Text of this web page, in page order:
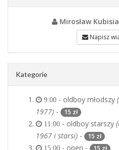
Mirosław
Napisz
Kategorie
9:00 - oldboy młodszy
1977) - 15 zł
11:00 - oldboy starszy
1967 i starsi) - 15 zł
15:00 - open - 15 zł